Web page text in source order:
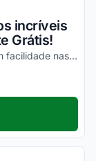
incríveis
Grátis!
Aproveite seus benefícios e economize com facilidade nas suas compras!